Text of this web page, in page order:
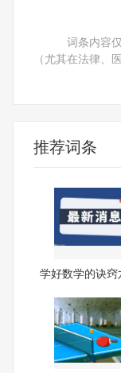
词条内容
（尤其在法律、
推荐词条
学好数学的诀